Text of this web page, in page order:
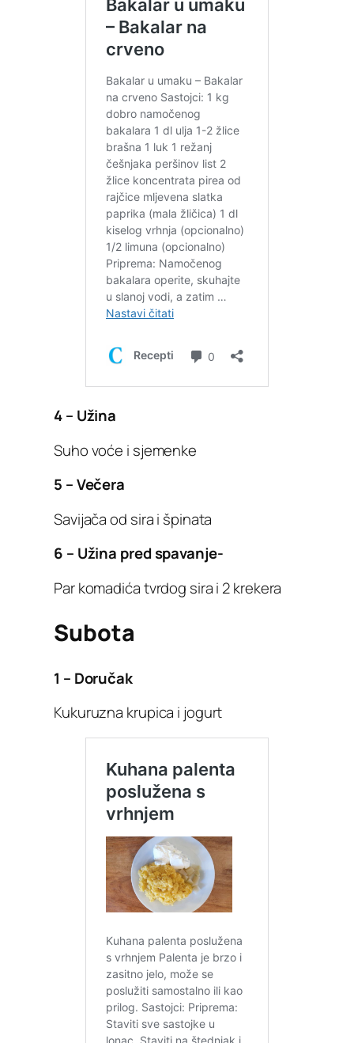
4 – Užina
Suho voće i sjemenke
5 – Večera
Savijača od sira i špinata
6 – Užina pred spavanje-
Par komadića tvrdog sira i 2 krekera
Subota
1 – Doručak
Kukuruzna krupica i jogurt